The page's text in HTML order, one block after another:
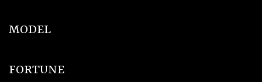
MODEL
FORTUNE